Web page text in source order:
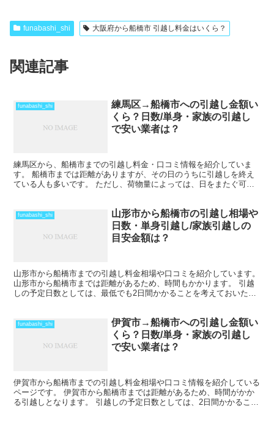
funabashi_shi 大阪府から船橋市 引越し料金はいくら？
関連記事
funabashi_shi
練馬区→船橋市への引越し金額い
くら？日数/単身・家族の引越し
で安い業者は？
練馬区から、船橋市までの引越し料金・口コミ情報を紹介していま
す。 船橋市までは距離がありますが、その日のうちに引越しを終え
ている人も多いです。 ただし、荷物量によっては、日をまたぐ可能
funabashi_shi
山形市から船橋市の引越し相場や
日数・単身引越し/家族引越しの
目安金額は？
山形市から船橋市までの引越し料金相場や口コミを紹介しています。
山形市から船橋市までは距離があるため、時間もかかります。 引越
しの予定日数としては、最低でも2日間かかることを考えておいた方
funabashi_shi
伊賀市→船橋市への引越し金額い
くら？日数/単身・家族の引越し
で安い業者は？
伊賀市から船橋市までの引越し料金相場や口コミ情報を紹介している
ページです。 伊賀市から船橋市までは距離があるため、時間がかか
る引越しとなります。 引越しの予定日数としては、2日間かかること